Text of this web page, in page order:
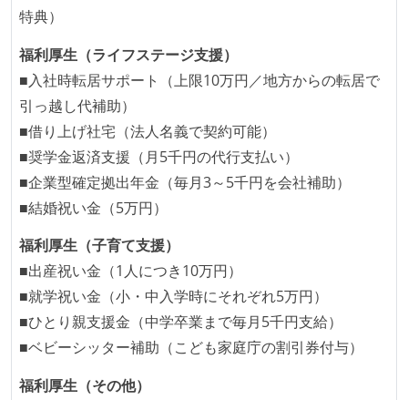
特典）
福利厚生（ライフステージ支援）
■入社時転居サポート（上限10万円／地方からの転居で
引っ越し代補助）
■借り上げ社宅（法人名義で契約可能）
■奨学金返済支援（月5千円の代行支払い）
■企業型確定拠出年金（毎月3～5千円を会社補助）
■結婚祝い金（5万円）
福利厚生（子育て支援）
■出産祝い金（1人につき10万円）
■就学祝い金（小・中入学時にそれぞれ5万円）
■ひとり親支援金（中学卒業まで毎月5千円支給）
■ベビーシッター補助（こども家庭庁の割引券付与）
福利厚生（その他）